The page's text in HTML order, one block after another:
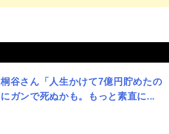
桐谷さん「人生かけて7億円貯めたの
にガンで死ぬかも。もっと素直に...